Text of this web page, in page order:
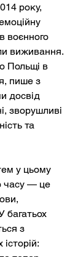
року,
воєнного
виживання.
Польщі в
пише з
досвід
зворушливі
та
у цьому
часу — це
багатьох
з